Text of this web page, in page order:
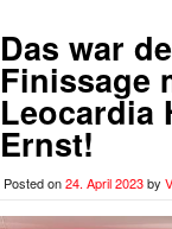
Das war
Finissage
Leocardia
Ernst!
Posted on24. April 2023by